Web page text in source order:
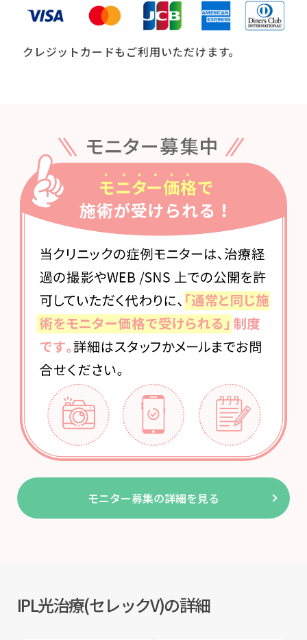
有効成分を肌の深層まで浸透させるエレクト
ロポレーションと同時施術を行うことで、よ
り効果を実感していただけます。
※施術範囲は顔のみとなります。
IPL光治療＋
エレクトロポレーション
(TA-プラス)
【シミ・くすみ・肝斑】
IPL光治療＋
エレクトロポレーション
(幹細胞導入)
【ハリ・ツヤ・肌の健康】
19,800円
クレジットカードもご利用いただけます。
モニター募集の詳細を見る
IPL光治療(セレックV)の詳細